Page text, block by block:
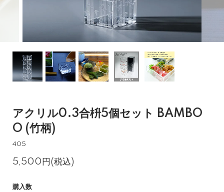
アクリル0.3合枡5個セット BAMBO
O (竹柄)
405
5,500円(税込)
購入数